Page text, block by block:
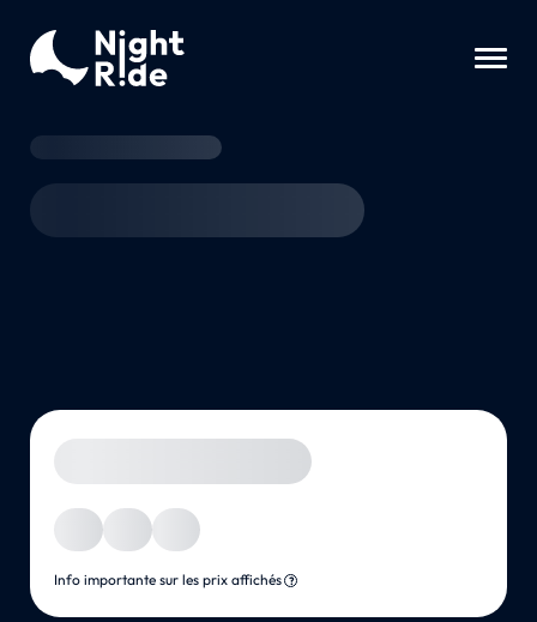
Info importante sur les prix affichés ?